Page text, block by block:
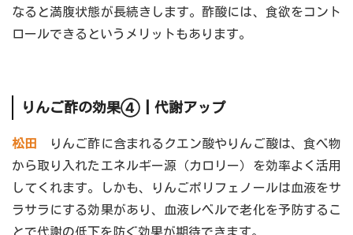
なると満腹状態が長続きします。酢酸には、食欲をコント
ロールできるというメリットもあります。
りんご酢の効果④┃代謝アップ
松田 りんご酢に含まれるクエン酸やりんご酸は、食べ物
から取り入れたエネルギー源（カロリー）を効率よく活用
してくれます。しかも、りんごポリフェノールは血液をサ
ラサラにする効果があり、血液レベルで老化を予防するこ